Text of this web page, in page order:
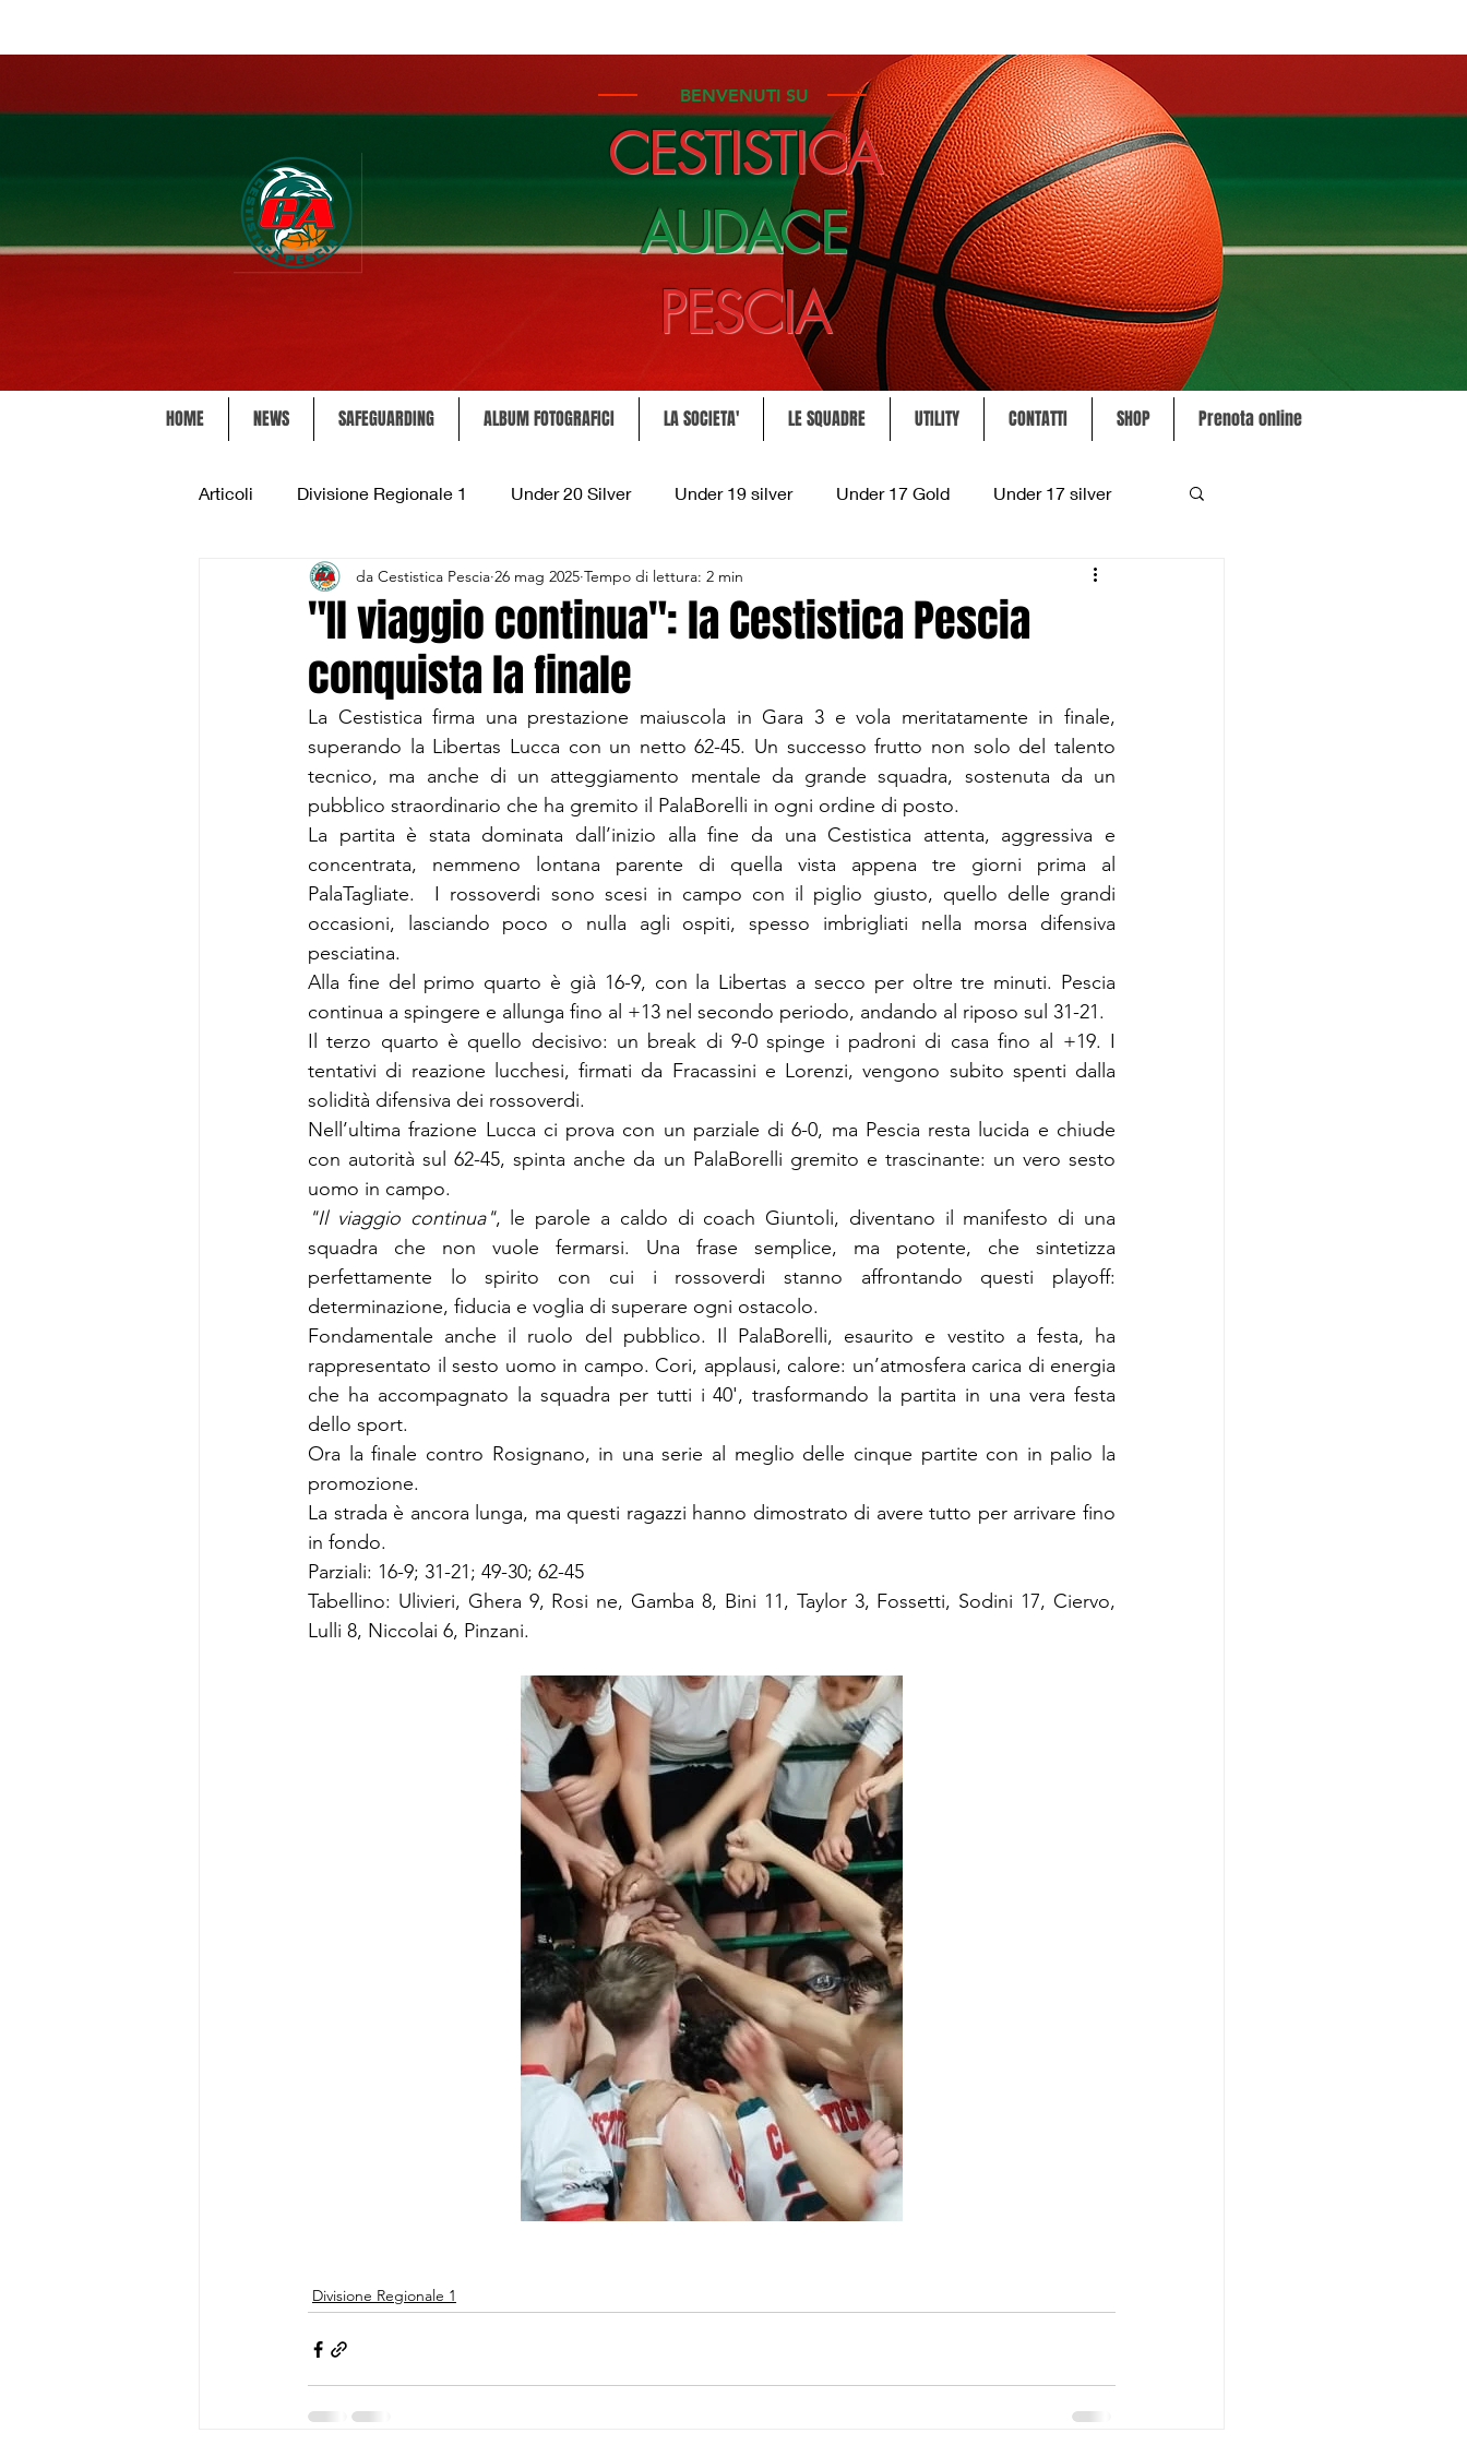
BENVENUTI SU
CESTISTICA
AUDACE
PESCIA
HOME NEWS SAFEGUARDING ALBUM FOTOGRAFICI LA SOCIETA' LE SQUADRE UTILITY CONTATTI SHOP Prenota online
Articoli Divisione Regionale 1 Under 20 Silver Under 19 silver Under 17 Gold Under 17 silver
Under 15 Silver Under 14 Silver Under 13 Silver Esordienti
CSI Juniores CSI Under 13 Divisione Regionale 3
"Il viaggio continua": la Cestistica Pescia
conquista la finale
da Cestistica Pescia 26 mag 2025 Tempo di lettura: 2 min
La Cestistica firma una prestazione maiuscola in Gara 3 e vola meritatamente in finale,
superando la Libertas Lucca con un netto 62-45. Un successo frutto non solo del talento
tecnico, ma anche di un atteggiamento mentale da grande squadra, sostenuta da un
pubblico straordinario che ha gremito il PalaBorelli in ogni ordine di posto.
La partita è stata dominata dall’inizio alla fine da una Cestistica attenta, aggressiva e
concentrata, nemmeno lontana parente di quella vista appena tre giorni prima al
PalaTagliate.  I rossoverdi sono scesi in campo con il piglio giusto, quello delle grandi
occasioni, lasciando poco o nulla agli ospiti, spesso imbrigliati nella morsa difensiva
pesciatina.
Alla fine del primo quarto è già 16-9, con la Libertas a secco per oltre tre minuti. Pescia
continua a spingere e allunga fino al +13 nel secondo periodo, andando al riposo sul 31-21.
Il terzo quarto è quello decisivo: un break di 9-0 spinge i padroni di casa fino al +19. I
tentativi di reazione lucchesi, firmati da Fracassini e Lorenzi, vengono subito spenti dalla
solidità difensiva dei rossoverdi.
Nell’ultima frazione Lucca ci prova con un parziale di 6-0, ma Pescia resta lucida e chiude
con autorità sul 62-45, spinta anche da un PalaBorelli gremito e trascinante: un vero sesto
uomo in campo.
"Il viaggio continua", le parole a caldo di coach Giuntoli, diventano il manifesto di una
squadra che non vuole fermarsi. Una frase semplice, ma potente, che sintetizza
perfettamente lo spirito con cui i rossoverdi stanno affrontando questi playoff:
determinazione, fiducia e voglia di superare ogni ostacolo.
Fondamentale anche il ruolo del pubblico. Il PalaBorelli, esaurito e vestito a festa, ha
rappresentato il sesto uomo in campo. Cori, applausi, calore: un’atmosfera carica di energia
che ha accompagnato la squadra per tutti i 40', trasformando la partita in una vera festa
dello sport.
Ora la finale contro Rosignano, in una serie al meglio delle cinque partite con in palio la
promozione.
La strada è ancora lunga, ma questi ragazzi hanno dimostrato di avere tutto per arrivare fino
in fondo.
Parziali: 16-9; 31-21; 49-30; 62-45
Tabellino: Ulivieri, Ghera 9, Rosi ne, Gamba 8, Bini 11, Taylor 3, Fossetti, Sodini 17, Ciervo,
Lulli 8, Niccolai 6, Pinzani.
Divisione Regionale 1